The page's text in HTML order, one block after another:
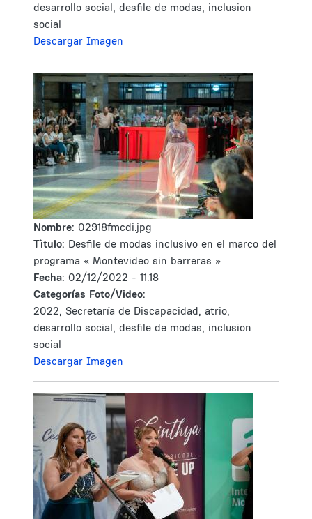
desarrollo social, desfile de modas, inclusion
social
Descargar Imagen
Nombre: 02918fmcdi.jpg
Tìtulo: Desfile de modas inclusivo en el marco del
programa « Montevideo sin barreras »
Fecha: 02/12/2022 - 11:18
Categorías Foto/Video:
2022, Secretaría de Discapacidad, atrio,
desarrollo social, desfile de modas, inclusion
social
Descargar Imagen